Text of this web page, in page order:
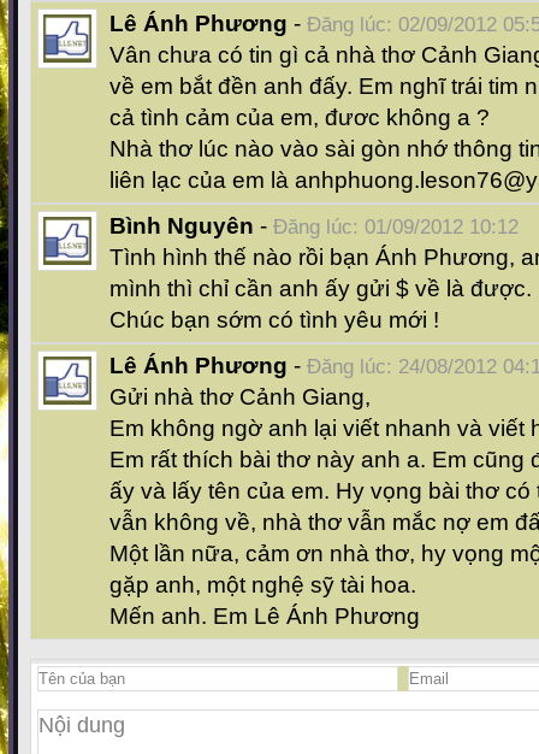
Lê Ánh Phương - Đăng lúc: 02/09/2012
Vân chưa có tin gì cả nhà thơ Cảnh
về em bắt đền anh đấy. Em nghĩ trái tim
cả tình cảm của em, đươc không a ?
Nhà thơ lúc nào vào sài gòn nhớ thông
liên lạc của em là
Bình Nguyên - Đăng lúc: 01/09/2012 10:12
Tình hình thế nào rồi bạn Ánh Phương,
mình thì chỉ cần anh ấy gửi $ về là được.
Chúc bạn sớm có tình yêu mới !
Lê Ánh Phương - Đăng lúc: 24/08/2012
Gửi nhà thơ Cảnh Giang,
Em không ngờ anh lại viết nhanh và viết
Em rất thích bài thơ này anh a. Em cũng
ấy và lấy tên của em. Hy vọng bài thơ
vẫn không về, nhà thơ vẫn mắc nợ em
Một lần nữa, cảm ơn nhà thơ, hy vọng
gặp anh, một nghệ sỹ tài hoa.
Mến anh. Em Lê Ánh Phương